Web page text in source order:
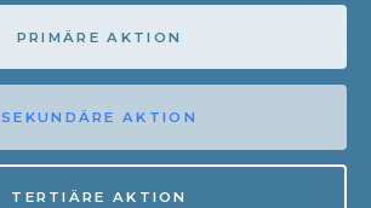
PRIMÄRE AKTION
SEKUNDÄRE AKTION
TERTIÄRE AKTION